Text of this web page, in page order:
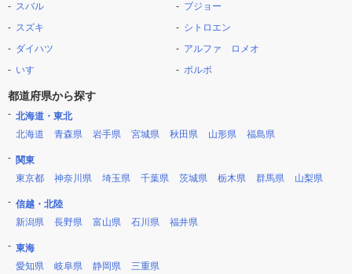
スバル
スズキ
ダイハツ
いすゞ
プジョー
シトロエン
アルファ ロメオ
ボルボ
都道府県から探す
北海道・東北
北海道
青森県 岩手県 宮城県 秋田県 山形県 福島県
関東
東京都
神奈川県 埼玉県 千葉県 茨城県 栃木県 群馬県 山梨県
信越・北陸
新潟県
長野県 富山県 石川県 福井県
東海
愛知県
岐阜県 静岡県 三重県